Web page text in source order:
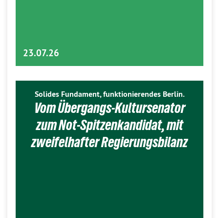
23.07.26
Solides Fundament, funktionierendes Berlin.
Vom Übergangs-Kultursenator
zum Not-Spitzenkandidat, mit
zweifelhafter Regierungsbilanz